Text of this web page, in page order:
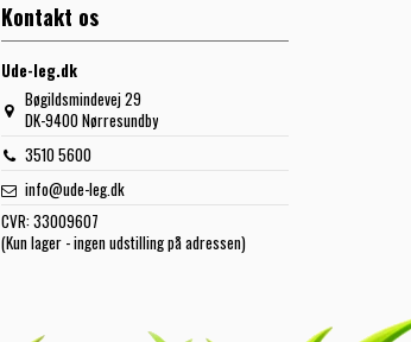
Kontakt os
Ude-leg.dk
Bøgildsmindevej 29
DK-9400 Nørresundby
3510 5600
info@ude-leg.dk
CVR:33009607
(Kun lager - ingen udstilling på adressen)